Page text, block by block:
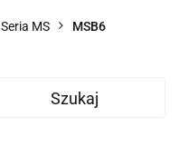
Seria MS MSB6
Szukaj